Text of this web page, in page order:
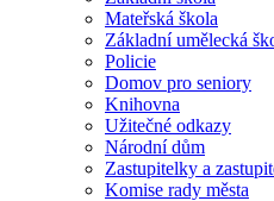
Mateřská škola
Základní umělecká
Policie
Domov pro seniory
Knihovna
Užitečné odkazy
Národní dům
Zastupitelky a
Komise rady města